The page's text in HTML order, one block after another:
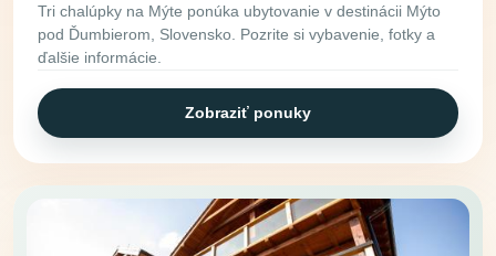
Tri chalúpky na Mýte ponúka ubytovanie v destinácii Mýto
pod Ďumbierom, Slovensko. Pozrite si vybavenie, fotky a
ďalšie informácie.
Zobraziť ponuky